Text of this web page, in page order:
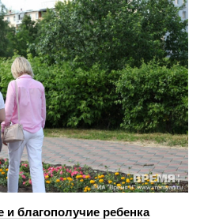
и благополучие ребенка